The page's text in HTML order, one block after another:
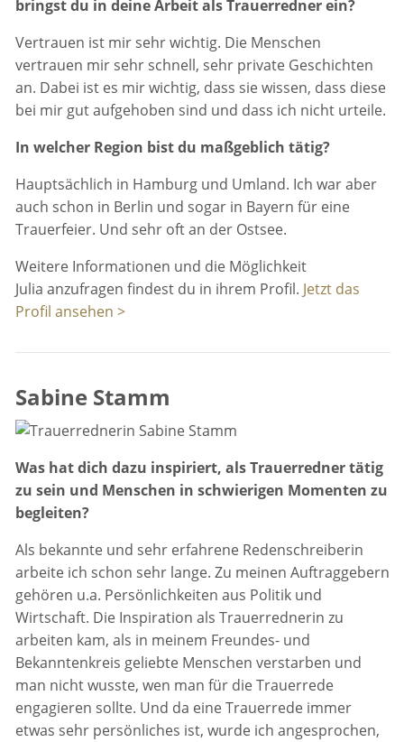
bringst du in deine Arbeit als Trauerredner ein?
Vertrauen ist mir sehr wichtig. Die Menschen
vertrauen mir sehr schnell, sehr private Geschichten
an. Dabei ist es mir wichtig, dass sie wissen, dass diese
bei mir gut aufgehoben sind und dass ich nicht urteile.
In welcher Region bist du maßgeblich tätig?
Hauptsächlich in Hamburg und Umland. Ich war aber
auch schon in Berlin und sogar in Bayern für eine
Trauerfeier. Und sehr oft an der Ostsee.
Weitere Informationen und die Möglichkeit
Julia anzufragen findest du in ihrem Profil. Jetzt das
Profil ansehen >
Sabine Stamm
Was hat dich dazu inspiriert, als Trauerredner tätig
zu sein und Menschen in schwierigen Momenten zu
begleiten?
Als bekannte und sehr erfahrene Redenschreiberin
arbeite ich schon sehr lange. Zu meinen Auftraggebern
gehören u.a. Persönlichkeiten aus Politik und
Wirtschaft. Die Inspiration als Trauerrednerin zu
arbeiten kam, als in meinem Freundes- und
Bekanntenkreis geliebte Menschen verstarben und
man nicht wusste, wen man für die Trauerrede
engagieren sollte. Und da eine Trauerrede immer
etwas sehr persönliches ist, wurde ich angesprochen,